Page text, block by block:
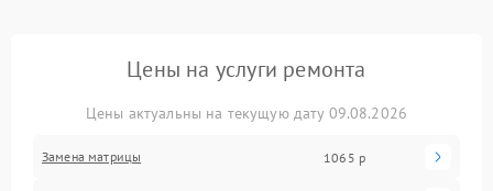
Цены на услуги ремонта
Цены актуальны на текущую дату 09.08.2026
Замена матрицы 1065 р